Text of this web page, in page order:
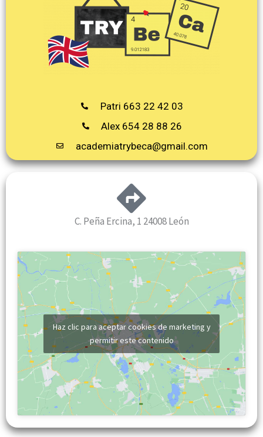
Patri 663 22 42 03
Alex 654 28 88 26
academiatrybeca@gmail.com
C. Peña Ercina, 1 24008 León
Haz clic para aceptar cookies de marketing y
permitir este contenido